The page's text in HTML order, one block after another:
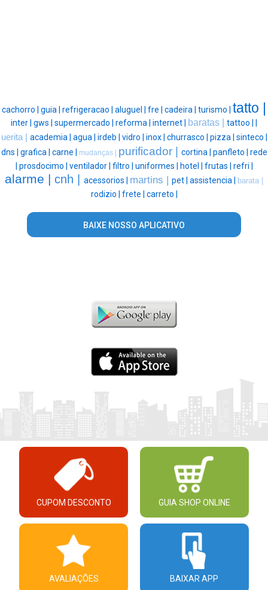
cachorro | guia | refrigeracao | aluguel | fre | cadeira | turismo | tatto |
inter | gws | supermercado | reforma | internet | baratas | tattoo |
uerita | academia | agua | irdeb | vidro | inox | churrasco | pizza | sinteco |
dns | grafica | carne | mudanças | purificador | cortina | panfleto | rede
prosdocimo | ventilador | filtro | uniformes | hotel | frutas | refri |
alarme | cnh | acessorios | martins | pet | assistencia | barata |
rodizio | frete | carreto |
BAIXE NOSSO APLICATIVO
CUPOM DESCONTO GUIA SHOP ONLINE
AVALIAÇÕES BAIXAR APP